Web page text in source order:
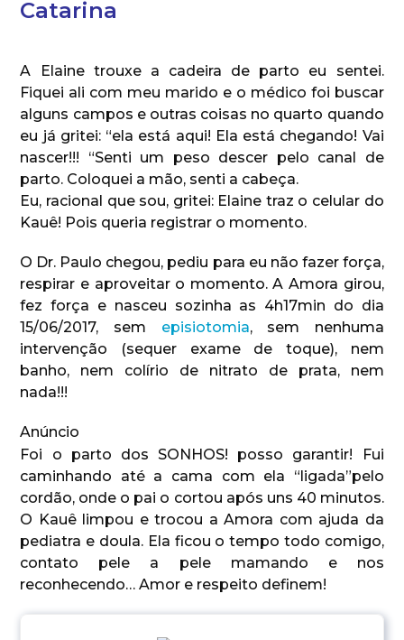
Catarina
A Elaine trouxe a cadeira de parto eu sentei.
Fiquei ali com meu marido e o médico foi buscar
alguns campos e outras coisas no quarto quando
eu já gritei: “ela está aqui! Ela está chegando! Vai
nascer!!! “Senti um peso descer pelo canal de
parto. Coloquei a mão, senti a cabeça.
Eu, racional que sou, gritei: Elaine traz o celular do
Kauê! Pois queria registrar o momento.
O Dr. Paulo chegou, pediu para eu não fazer força,
respirar e aproveitar o momento. A Amora girou,
fez força e nasceu sozinha as 4h17min do dia
15/06/2017, sem episiotomia, sem nenhuma
intervenção (sequer exame de toque), nem
banho, nem colírio de nitrato de prata, nem
nada!!!
Anúncio
Foi o parto dos SONHOS! posso garantir! Fui
caminhando até a cama com ela “ligada”pelo
cordão, onde o pai o cortou após uns 40 minutos.
O Kauê limpou e trocou a Amora com ajuda da
pediatra e doula. Ela ficou o tempo todo comigo,
contato pele a pele mamando e nos
reconhecendo… Amor e respeito definem!